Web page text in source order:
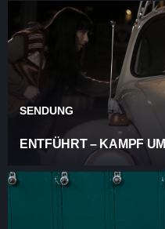
SENDUNG
ENTFÜHRT – KAMPF